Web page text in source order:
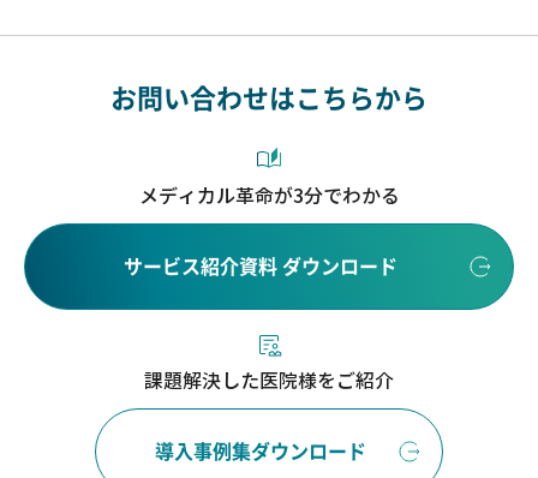
お問い合わせはこちらから
メディカル革命が3分でわかる
サービス紹介資料 ダウンロード
課題解決した医院様をご紹介
導入事例集ダウンロード